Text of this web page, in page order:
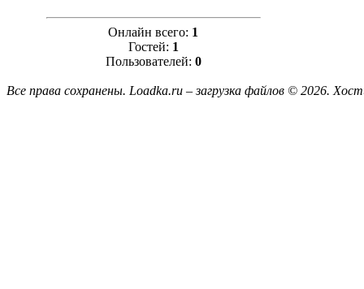
Онлайн всего: 1
Гостей: 1
Пользователей: 0
Все права сохранены. Loadka.ru – загрузка файлов © 2026.